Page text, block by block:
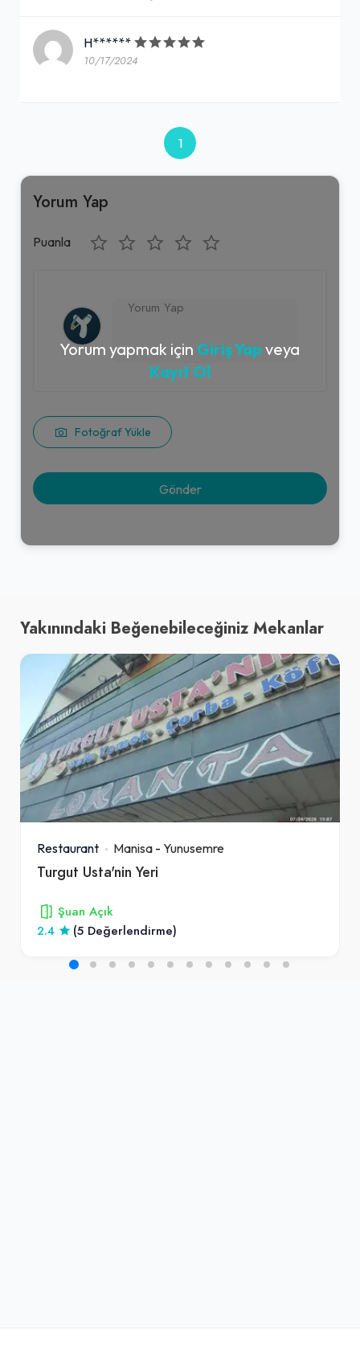
H******
10/17/2024
1
Yorum Yap
Puanla
Fotoğraf Yükle
Yorum yapmak için Giriş Yap veya
Kayıt Ol
Yakınındaki Beğenebileceğiniz Mekanlar
Restaurant Manisa - Yunusemre
Turgut Usta'nin Yeri
Şuan Açık
2.4
(5 Değerlendirme)